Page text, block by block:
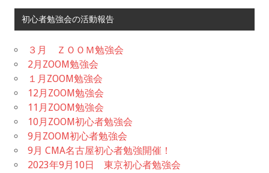
初心者勉強会の活動報告
３月 ＺＯＯＭ勉強会
2月ZOOM勉強会
１月ZOOM勉強会
12月ZOOM勉強会
11月ZOOM勉強会
10月ZOOM初心者勉強会
9月ZOOM初心者勉強会
9月 CMA名古屋初心者勉強開催！
2023年9月10日 東京初心者勉強会